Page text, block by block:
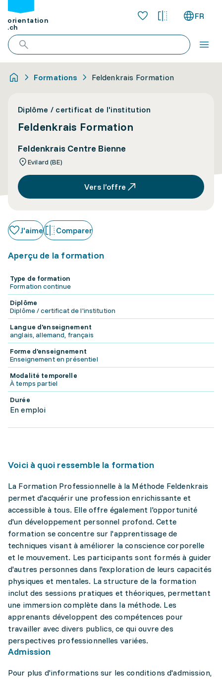
orientation
.ch
FR
Formations Feldenkrais Formation
Diplôme / certificat de l'institution
Feldenkrais Formation
Feldenkrais Centre Bienne
Evilard (BE)
Vers l’offre
J'aime Comparer
Aperçu de la formation
Type de formation
Formation continue
Diplôme
Diplôme / certificat de l'institution
Langue d'enseignement
anglais, allemand, français
Forme d'enseignement
Enseignement en présentiel
Modalité temporelle
À temps partiel
Durée
En emploi
Voici à quoi ressemble la formation
La Formation Professionnelle à la Méthode Feldenkrais
permet d'acquérir une profession enrichissante et
accessible à tous. Elle offre également l'opportunité
d'un développement personnel profond. Cette
formation se concentre sur l'apprentissage de
techniques visant à améliorer la conscience corporelle
et le mouvement. Les participants sont formés à guider
d'autres personnes dans l'exploration de leurs capacités
physiques et mentales. La structure de la formation
inclut des sessions pratiques et théoriques, permettant
une immersion complète dans la méthode. Les
apprenants développent des compétences pour
travailler avec divers publics, ce qui ouvre des
perspectives professionnelles variées.
Admission
Pour plus d'informations sur les conditions d'admission,